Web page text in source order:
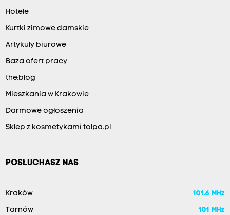
Hotele
Kurtki zimowe damskie
Artykuły biurowe
Baza ofert pracy
the:blog
Mieszkania w Krakowie
Darmowe ogłoszenia
Sklep z kosmetykami tolpa.pl
POSŁUCHASZ NAS
Kraków 101.6 MHz
Tarnów 101 MHz